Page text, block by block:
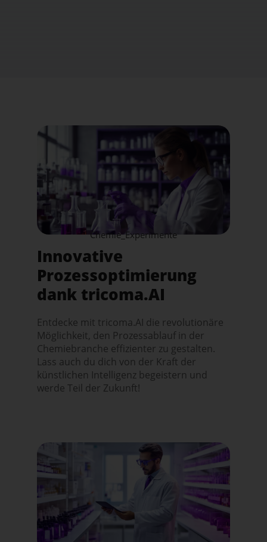
Chemie_Experimente
Innovative
Prozessoptimierung
dank tricoma.AI
Entdecke mit tricoma.AI die revolutionäre
Möglichkeit, den Prozessablauf in der
Chemiebranche effizienter zu gestalten.
Lass auch du dich von der Kraft der
künstlichen Intelligenz begeistern und
werde Teil der Zukunft!